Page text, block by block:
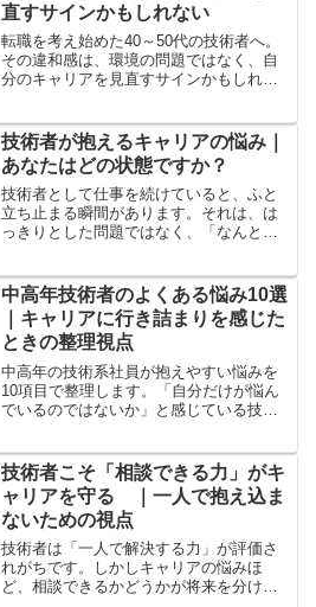
直すサインかもしれない
転職を考え始めた40～50代の技術者へ。
その違和感は、環境の問題ではなく、自
分のキャリアを見直すサインかもしれま
技術者が抱えるキャリアの悩み｜
あなたはどの状態ですか？
技術者として仕事を続けていると、ふと
立ち止まる瞬間があります。それは、は
っきりとした問題ではなく、「なんとな
しずつ形が違います。うまく言葉にでき
ないモヤモヤ将来への不安...
中高年技術者のよくある悩み10選
｜キャリアに行き詰まりを感じた
ときの整理視点
中高年の技術系社員が抱えやすい悩みを
10項目で整理します。「自分だけが悩ん
でいるのではないか」と感じている技術
技術者こそ「相談できる力」がキ
ャリアを守る ｜一人で抱え込ま
ないための視点
技術者は「一人で解決する力」が評価さ
れがちです。しかしキャリアの悩みほ
ど、相談できるかどうかが将来を分けま